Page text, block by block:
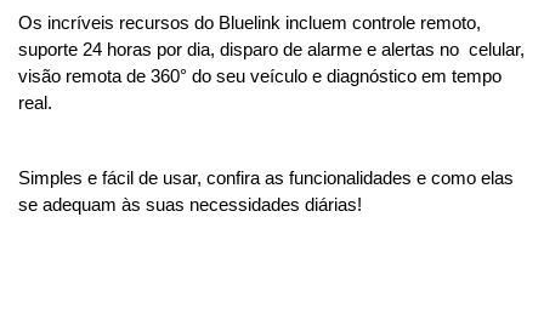
Os incríveis recursos do Bluelink incluem controle remoto,
suporte 24 horas por dia, disparo de alarme e alertas no  celular,
visão remota de 360° do seu veículo e diagnóstico em tempo
real.
Simples e fácil de usar, confira as funcionalidades e como elas
se adequam às suas necessidades diárias!